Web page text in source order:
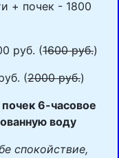
+ почек - 1800
руб. (1600 руб.)
(2000 руб.)
6-часовое
воду
спокойствие,